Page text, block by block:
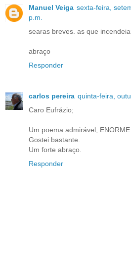
Manuel Veiga sexta-feira,
p.m.
searas breves. as que
abraço
Responder
carlos pereira quinta-feira,
Caro Eufrázio;
Um poema admirável, ENORME.
Gostei bastante.
Um forte abraço.
Responder